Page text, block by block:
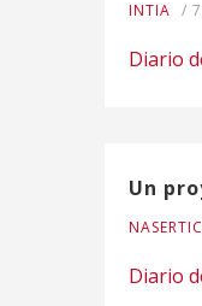
INTIA /
Diario
Un
NASERTIC
Diario